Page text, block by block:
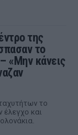
της
το
«Μην κάνεις
το
έλεγχο και